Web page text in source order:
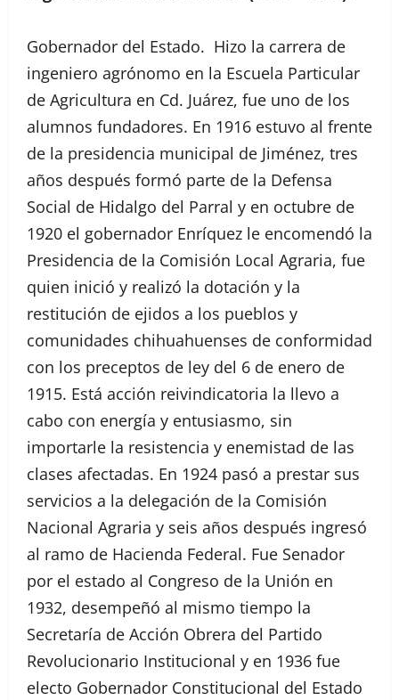
Gobernador del Estado. Hizo la carrera de
ingeniero agrónomo en la Escuela Particular
de Agricultura en Cd. Juárez, fue uno de los
alumnos fundadores. En 1916 estuvo al frente
de la presidencia municipal de Jiménez, tres
años después formó parte de la Defensa
Social de Hidalgo del Parral y en octubre de
1920 el gobernador Enríquez le encomendó la
Presidencia de la Comisión Local Agraria, fue
quien inició y realizó la dotación y la
restitución de ejidos a los pueblos y
comunidades chihuahuenses de conformidad
con los preceptos de ley del 6 de enero de
1915. Está acción reivindicatoria la llevo a
cabo con energía y entusiasmo, sin
importarle la resistencia y enemistad de las
clases afectadas. En 1924 pasó a prestar sus
servicios a la delegación de la Comisión
Nacional Agraria y seis años después ingresó
al ramo de Hacienda Federal. Fue Senador
por el estado al Congreso de la Unión en
1932, desempeñó al mismo tiempo la
Secretaría de Acción Obrera del Partido
Revolucionario Institucional y en 1936 fue
electo Gobernador Constitucional del Estado